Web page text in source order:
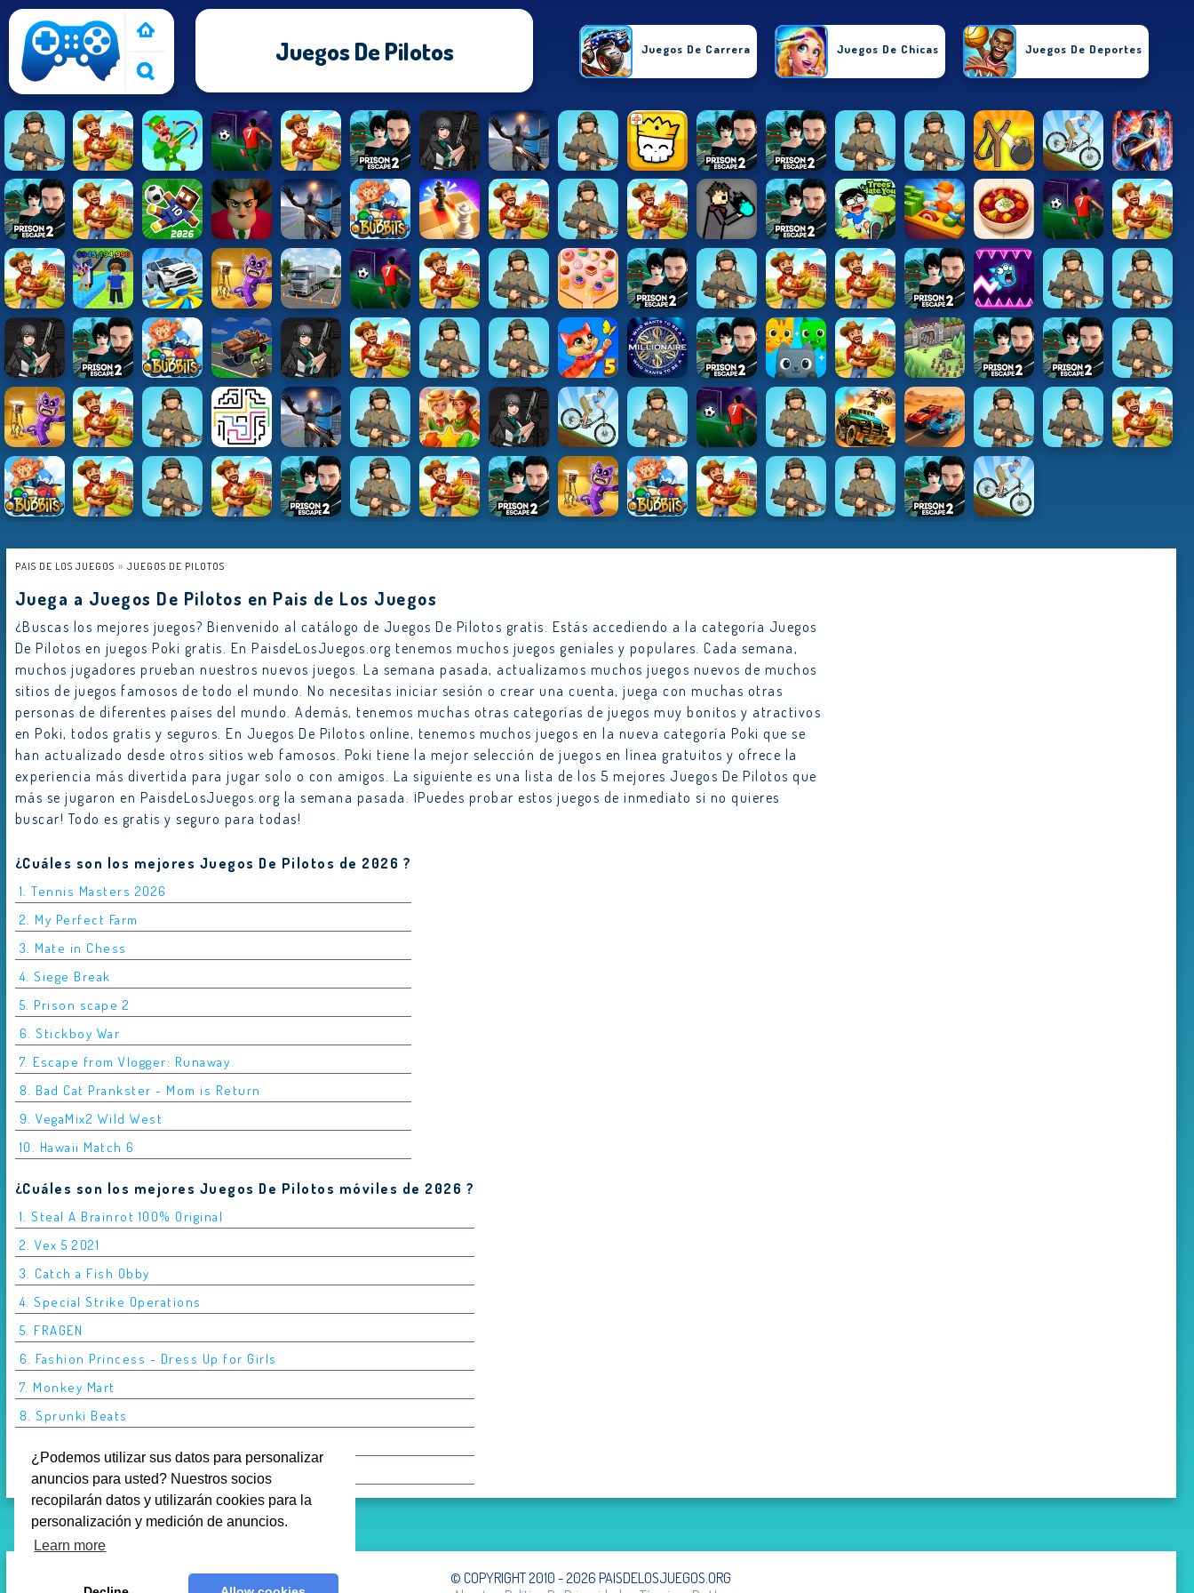
¿Podemos utilizar sus datos para personalizar
anuncios para usted? Nuestros socios
recopilarán datos y utilizarán cookies para la
personalización y medición de anuncios.
Learn more
Juegos De Pilotos Juegos De Carrera Juegos De Chicas Juegos De Deportes
Juegos De Accion Juegos Arcade Juegos De Puzzle
Juegos De Habilidades
PAIS DE LOS JUEGOS JUEGOS DE PILOTOS
Juega a Juegos De Pilotos en Pais de Los Juegos
¿Buscas los mejores juegos? Bienvenido al catálogo de Juegos De Pilotos gratis. Estás accediendo a la categoría Juegos
De Pilotos en juegos Poki gratis. En PaisdeLosJuegos.org tenemos muchos juegos geniales y populares. Cada semana,
muchos jugadores prueban nuestros nuevos juegos. La semana pasada, actualizamos muchos juegos nuevos de muchos
sitios de juegos famosos de todo el mundo. No necesitas iniciar sesión o crear una cuenta, juega con muchas otras
personas de diferentes países del mundo. Además, tenemos muchas otras categorías de juegos muy bonitos y atractivos
en Poki, todos gratis y seguros. En Juegos De Pilotos online, tenemos muchos juegos en la nueva categoría Poki que se
han actualizado desde otros sitios web famosos. Poki tiene la mejor selección de juegos en línea gratuitos y ofrece la
experiencia más divertida para jugar solo o con amigos. La siguiente es una lista de los 5 mejores Juegos De Pilotos que
más se jugaron en PaisdeLosJuegos.org la semana pasada. ¡Puedes probar estos juegos de inmediato si no quieres
buscar! Todo es gratis y seguro para todas!
¿Cuáles son los mejores Juegos De Pilotos de 2026 ?
1. Tennis Masters 2026
2. My Perfect Farm
3. Mate in Chess
4. Siege Break
5. Prison scape 2
6. Stickboy War
7. Escape from Vlogger: Runaway
8. Bad Cat Prankster - Mom is Return
9. VegaMix2 Wild West
10. Hawaii Match 6
¿Cuáles son los mejores Juegos De Pilotos móviles de 2026 ?
1. Steal A Brainrot 100% Original
2. Vex 5 2021
3. Catch a Fish Obby
4. Special Strike Operations
5. FRAGEN
6. Fashion Princess - Dress Up for Girls
7. Monkey Mart
8. Sprunki Beats
10. 8 Ball Billiards Classic
© COPYRIGHT 2010 - 2026 PAISDELOSJUEGOS.ORG